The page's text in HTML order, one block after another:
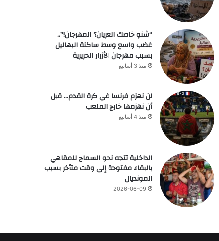
“شنو خاصك العريان؟ المهرجان!”..
غضب واسع وسط ساكنة البهاليل
بسبب مهرجان الأزرار الحريرية
منذ 3 أسابيع
لن نهزم فرنسا في كرة القدم… قبل
أن نهزمها خارج الملعب
منذ 4 أسابيع
الداخلية تتجه نحو السماح للمقاهي
بالبقاء مفتوحة إلى وقت متأخر بسبب
المونديال
2026-06-09